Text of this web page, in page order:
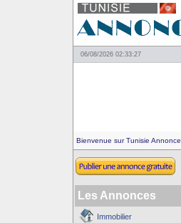
06/08/2026 02:33:27
Bienvenue sur Tunisie Annonce.
Les Annonces
Immobilier